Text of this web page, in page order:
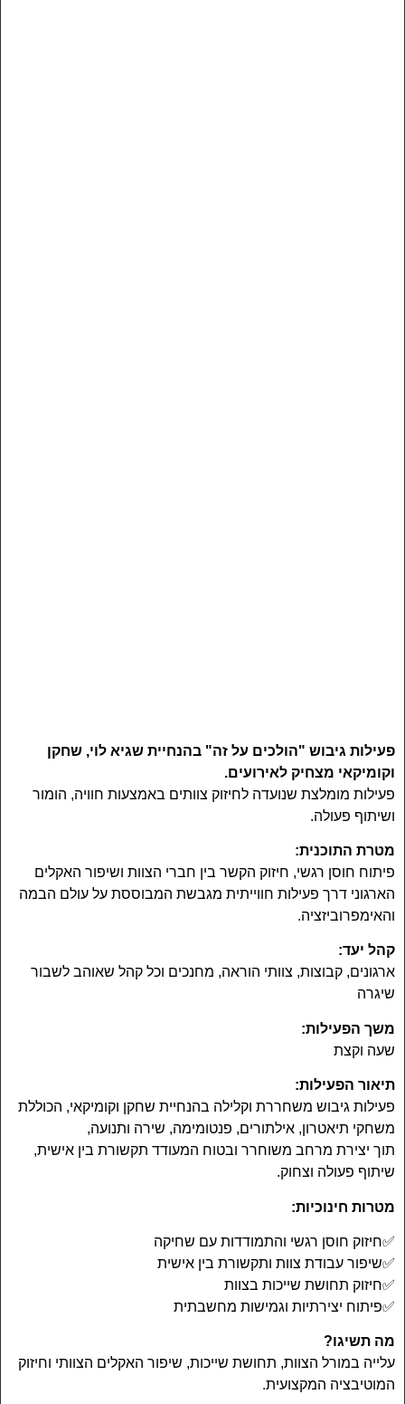
פעילות גיבוש "הולכים על זה" בהנחיית שגיא לוי, שחקן
וקומיקאי מצחיק לאירועים.
פעילות מומלצת שנועדה לחיזוק צוותים באמצעות חוויה, הומור
ושיתוף פעולה.
מטרת התוכנית:
פיתוח חוסן רגשי, חיזוק הקשר בין חברי הצוות ושיפור האקלים
הארגוני דרך פעילות חווייתית מגבשת המבוססת על עולם הבמה
והאימפרוביזציה.
קהל יעד:
ארגונים, קבוצות, צוותי הוראה, מחנכים וכל קהל שאוהב לשבור
שיגרה
משך הפעילות:
שעה וקצת
תיאור הפעילות:
פעילות גיבוש משחררת וקלילה בהנחיית שחקן וקומיקאי, הכוללת
משחקי תיאטרון, אילתורים, פנטומימה, שירה ותנועה,
תוך יצירת מרחב משוחרר ובטוח המעודד תקשורת בין אישית,
שיתוף פעולה וצחוק.
מטרות חינוכיות:
✅חיזוק חוסן רגשי והתמודדות עם שחיקה
✅שיפור עבודת צוות ותקשורת בין אישית
✅חיזוק תחושת שייכות בצוות
✅פיתוח יצירתיות וגמישות מחשבתית
מה תשיגו?
עלייה במורל הצוות, תחושת שייכות, שיפור האקלים הצוותי וחיזוק
המוטיבציה המקצועית.